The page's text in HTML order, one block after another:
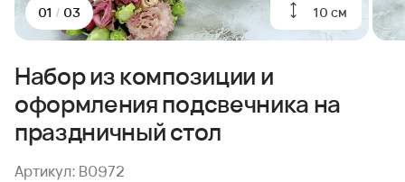
10 см
01 / 03
Набор из композиции и
оформления подсвечника на
праздничный стол
Артикул: B0972